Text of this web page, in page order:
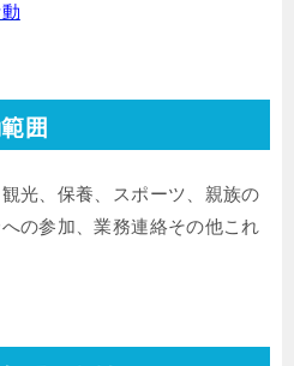
囲
光、保養、スポーツ、親族の
の参加、業務連絡その他これ